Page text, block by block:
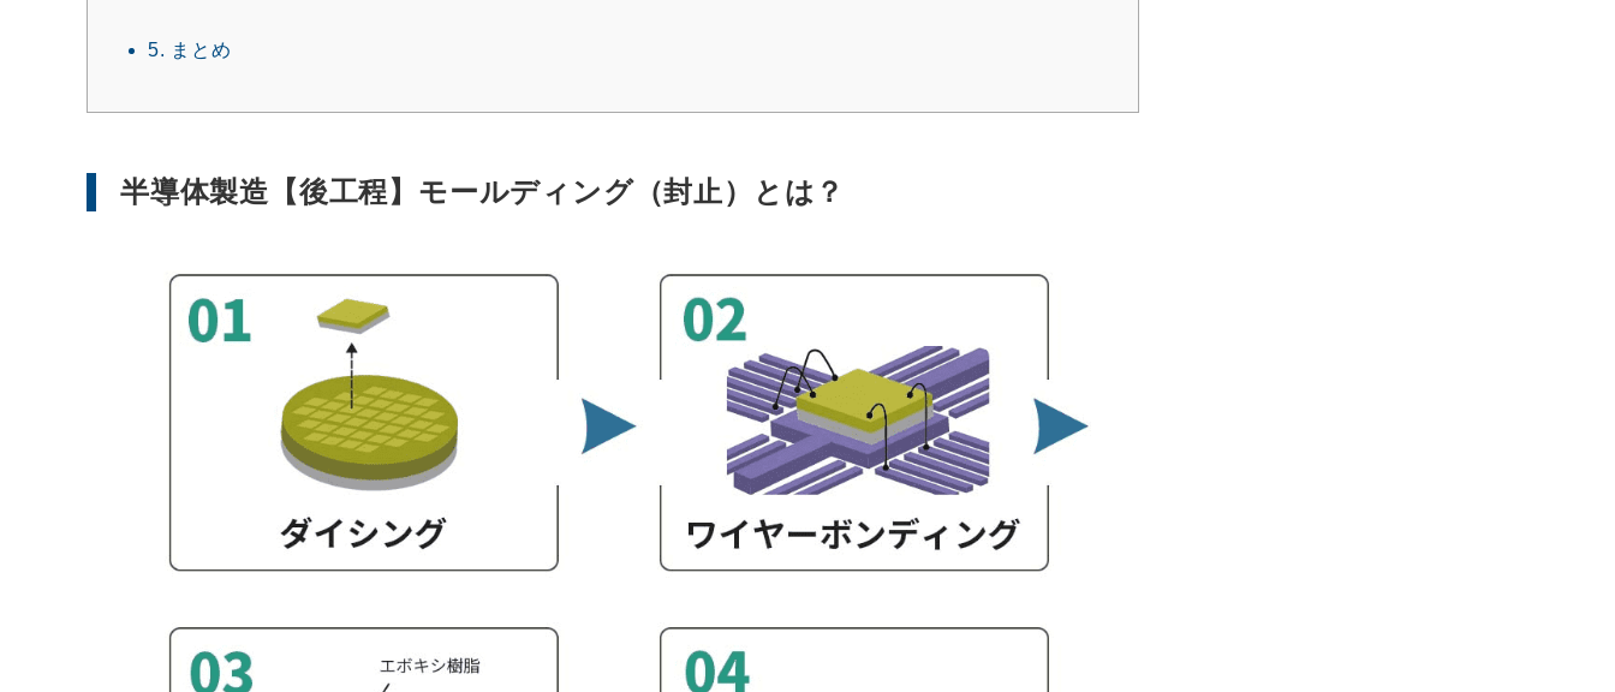
5. まとめ
半導体製造【後工程】モールディング（封止）とは？